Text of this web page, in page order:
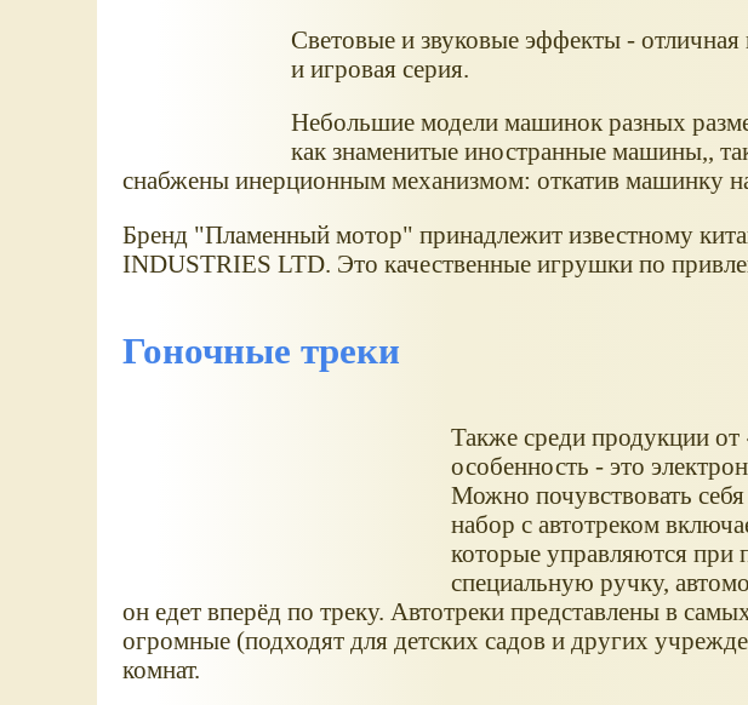
Световые и звуковые эффекты - отличная
и игровая серия.
Небольшие модели машинок разных
как знаменитые иностранные машины,,
снабжены инерционным механизмом: откатив машинку
Бренд "Пламенный мотор" принадлежит известному
INDUSTRIES LTD. Это качественные игрушки по
Гоночные треки
Также среди продукции от
особенность - это
Можно почувствовать
набор с автотреком
которые управляются
специальную ручку,
он едет вперёд по треку. Автотреки представлены в
огромные (подходят для детских садов и других
комнат.